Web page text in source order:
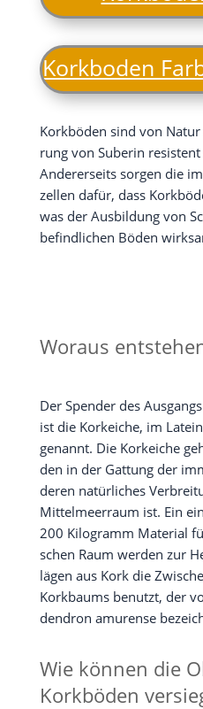
Kork­bo­den
Kork­bö­den sind von
rung von Sube­rin
Ande­rer­seits sor­gen die
zel­len dafür, dass
was der Aus­bil­dung von
befind­li­chen Böden
Woraus
Der Spen­der des
ist die Kork­ei­che, im
genannt. Die Kork­ei­che
den in der Gat­tung der
deren natür­li­ches
Mit­tel­meer­raum ist. Ein
200 Kilo­gramm Mate­ri­al
schen Raum wer­den zur
lä­gen aus Kork die
Kork­baums benutzt, der
den­dron amu­ren­se
Wie können die
Korkböden